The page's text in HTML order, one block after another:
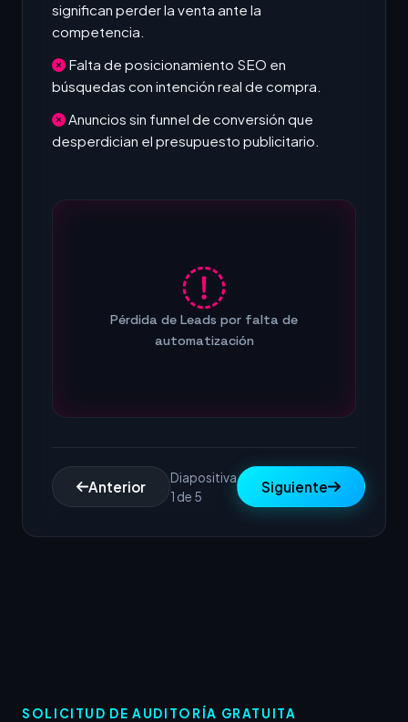
significan perder la venta ante la
competencia.
Falta de posicionamiento SEO en
búsquedas con intención real de compra.
Anuncios sin funnel de conversión que
desperdician el presupuesto publicitario.
Pérdida de Leads por falta de
automatización
Anterior
Diapositiva
1 de 5
Siguiente
SOLICITUD DE AUDITORÍA GRATUITA